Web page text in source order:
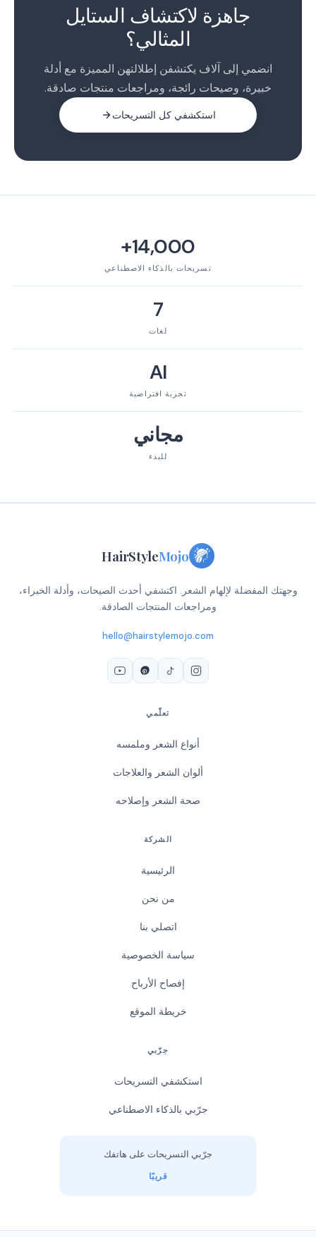
جاهزة لاكتشاف الستايل
المثالي؟
انضمي إلى آلاف يكتشفن إطلالتهن المميزة مع أدلة
خبيرة، وصيحات رائجة، ومراجعات منتجات صادقة.
استكشفي كل التسريحات
14,000+
تسريحات بالذكاء الاصطناعي
7
لغات
AI
تجربة افتراضية
مجاني
للبدء
HairStyleMojo
وجهتك المفضلة لإلهام الشعر. اكتشفي أحدث الصيحات، وأدلة الخبراء،
ومراجعات المنتجات الصادقة.
hello@hairstylemojo.com
تعلّمي
أنواع الشعر وملمسه
ألوان الشعر والعلاجات
صحة الشعر وإصلاحه
الشركة
الرئيسية
من نحن
اتصلي بنا
سياسة الخصوصية
إفصاح الأرباح
خريطة الموقع
جرّبي
استكشفي التسريحات
جرّبي بالذكاء الاصطناعي
جرّبي التسريحات على هاتفك
قريبًا